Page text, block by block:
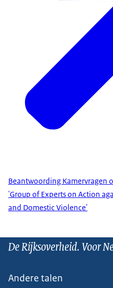
Beantwoording Kamervragen
'Group of Experts on Action
and Domestic Violence'
De Rijksoverheid. Voor
Andere talen